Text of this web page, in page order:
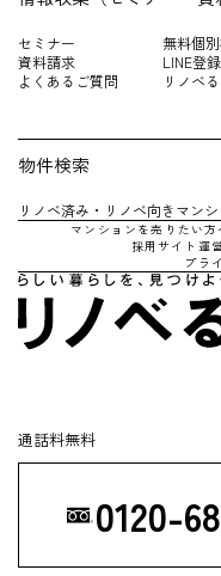
通話料無料
0120-
セミナー 無料個
資料請求
LINE登録
よくあるご質問
リノベ
物件検索
リノベ済み・リノベ向きマン
マンションを売りたい方
採用サイト 運
プラ